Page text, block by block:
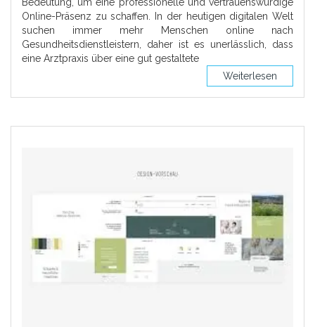
Bedeutung, um eine professionelle und vertrauenswürdige
Online-Präsenz zu schaffen. In der heutigen digitalen Welt
suchen immer mehr Menschen online nach
Gesundheitsdienstleistern, daher ist es unerlässlich, dass
eine Arztpraxis über eine gut gestaltete
Weiterlesen